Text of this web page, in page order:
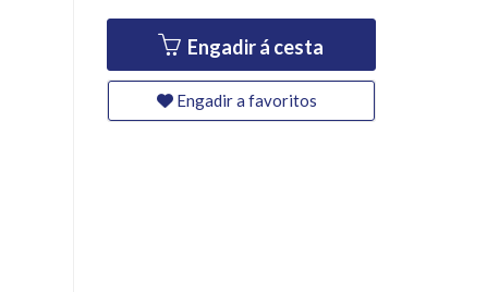
Engadir á cesta
Engadir a favoritos